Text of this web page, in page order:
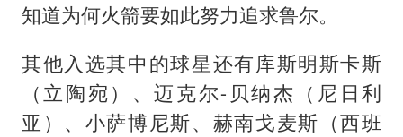
知道为何火箭要如此努力追求鲁尔。
其他入选其中的球星还有库斯明斯卡斯
（立陶宛）、迈克尔-贝纳杰（尼日利
亚）、小萨博尼斯、赫南戈麦斯（西班